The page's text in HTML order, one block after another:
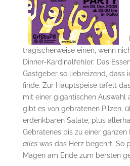
tragischerweise einen, wenn
Dinner-Kardinalfehler: Das
Gastgeber so liebreizend, dass
finde. Zur Hauptspeise tafelt
mit einer gigantischen Auswahl
gibt es von gebratenen Pilzen,
erdenkbaren Salate, plus
Gebratenes bis zu einer ganzen
alles was das Herz begehrt. So
Magen am Ende zum bersten